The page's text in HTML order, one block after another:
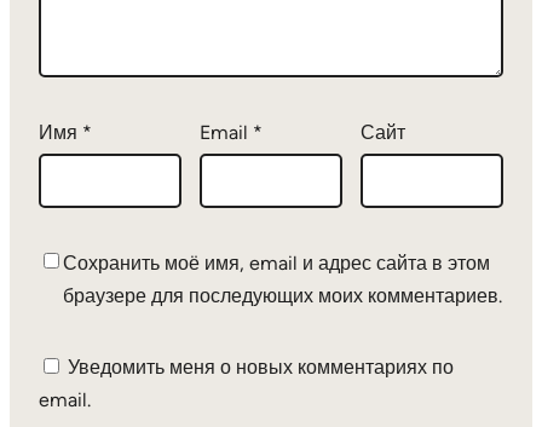
Имя * Email * Сайт
Сохранить моё имя, email и адрес сайта в этом
браузере для последующих моих комментариев.
Уведомить меня о новых комментариях по
email.